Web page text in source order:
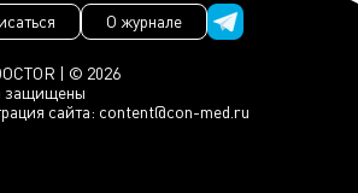
| © 2026
защищены
сайта: content@con-med.ru
О журнале